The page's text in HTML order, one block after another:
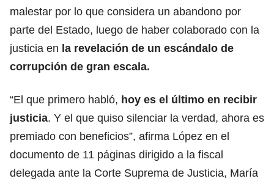
malestar por lo que considera un abandono por
parte del Estado, luego de haber colaborado con la
justicia en la revelación de un escándalo de
corrupción de gran escala.
“El que primero habló, hoy es el último en recibir
justicia. Y el que quiso silenciar la verdad, ahora es
premiado con beneficios”, afirma López en el
documento de 11 páginas dirigido a la fiscal
delegada ante la Corte Suprema de Justicia, María